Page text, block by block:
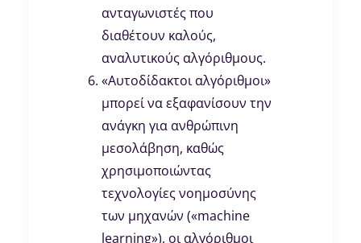
ανταγωνιστές που
διαθέτουν καλούς,
αναλυτικούς αλγόριθμους.
«Αυτοδίδακτοι αλγόριθμοι»
μπορεί να εξαφανίσουν την
ανάγκη για ανθρώπινη
μεσολάβηση, καθώς
χρησιμοποιώντας
τεχνολογίες νοημοσύνης
των μηχανών («machine
learning»), οι αλγόριθμοι